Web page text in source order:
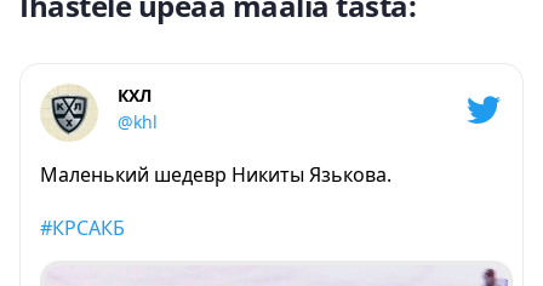
КХЛ
@khl
Маленький шедевр Никиты Язькова.
#КРСАКБ